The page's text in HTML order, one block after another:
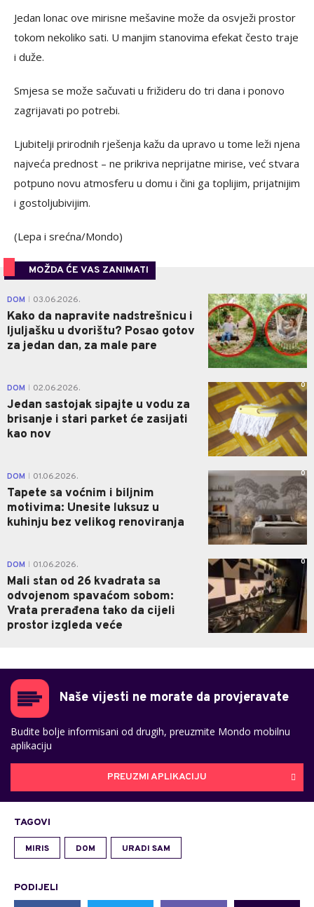
Jedan lonac ove mirisne mešavine može da osvježi prostor
tokom nekoliko sati. U manjim stanovima efekat često traje
i duže.
Smjesa se može sačuvati u frižideru do tri dana i ponovo
zagrijavati po potrebi.
Ljubitelji prirodnih rješenja kažu da upravo u tome leži njena
najveća prednost – ne prikriva neprijatne mirise, već stvara
potpuno novu atmosferu u domu i čini ga toplijim, prijatnijim
i gostoljubivijim.
(Lepa i srećna/Mondo)
MOŽDA ĆE VAS ZANIMATI
DOM 03.06.2026.
Kako da napravite nadstrešnicu i
ljuljašku u dvorištu? Posao gotov
za jedan dan, za male pare
0
DOM 02.06.2026.
Jedan sastojak sipajte u vodu za
brisanje i stari parket će zasijati
kao nov
0
DOM 01.06.2026.
Tapete sa voćnim i biljnim
motivima: Unesite luksuz u
kuhinju bez velikog renoviranja
0
DOM 01.06.2026.
Mali stan od 26 kvadrata sa
odvojenom spavaćom sobom:
Vrata prerađena tako da cijeli
prostor izgleda veće
0
Naše vijesti ne morate da provjeravate
Budite bolje informisani od drugih, preuzmite Mondo mobilnu
aplikaciju
PREUZMI APLIKACIJU
TAGOVI
MIRIS DOM URADI SAM
PODIJELI